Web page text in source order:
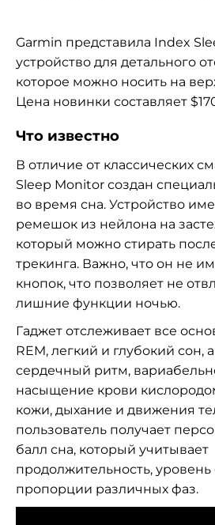
Garmin представила Index
устройство для детального
которое можно носить на
Цена новинки составляет
Что известно
В отличие от классических
Sleep Monitor создан
во время сна. Устройство
ремешок из нейлона на
который можно стирать
трекинга. Важно, что он не
кнопок, что позволяет не
лишние функции ночью.
Гаджет отслеживает все
REM, легкий и глубокий сон,
сердечный ритм,
насыщение крови
кожи, дыхание и движения
пользователь получает
балл сна, который учитывает
продолжительность, уровень
пропорции различных фаз.